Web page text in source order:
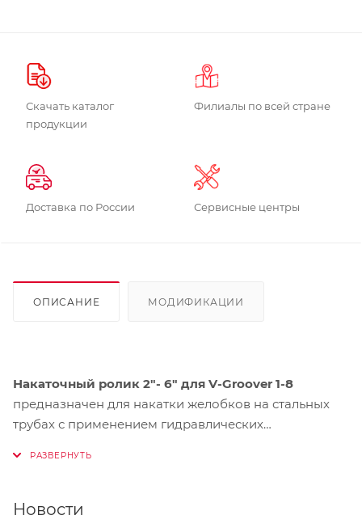
Скачать каталог
продукции
Филиалы по всей стране
Доставка по России Сервисные центры
ОПИСАНИЕ МОДИФИКАЦИИ
Накаточный ролик 2"- 6" для V-Groover 1-8
предназначен для накатки желобков на стальных
трубах с применением гидравлических
Новости